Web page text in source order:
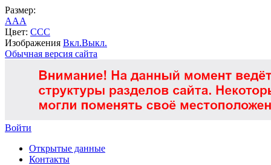
Размер:
AAA
Цвет: CCC
Изображения Вкл.Выкл.
Обычная версия сайта
Войти
Открытые данные
Контакты